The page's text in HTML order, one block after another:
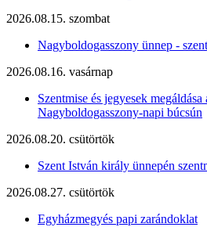
2026.08.15. szombat
Nagyboldogasszony ünnep -
2026.08.16. vasárnap
Szentmise és jegyesek megáldása
Nagyboldogasszony-napi búcsún
2026.08.20. csütörtök
Szent István király ünnepén
2026.08.27. csütörtök
Egyházmegyés papi zarándoklat